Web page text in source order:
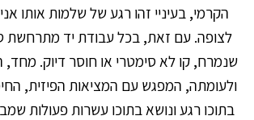
הקרמי, בעיניי זהו רגע של שלמות אותו
לצופה. עם זאת, בכל עבודת יד מתרחשת
שנמרח, קו לא סימטרי או חוסר דיוק.
ולעומתה, המפגש עם המציאות הפיזית,
בתוכו רגע ונושא בתוכו עשרות פעולות